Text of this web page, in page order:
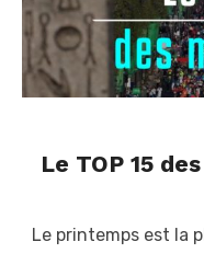
Le TOP 15
Le printemps est la